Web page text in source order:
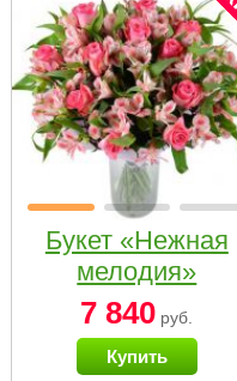
Букет «Нежная
мелодия»
7 840 руб.
Купить